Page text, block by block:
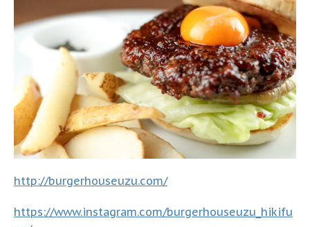
http://burgerhouseuzu.com/
https://www.instagram.com/burgerhouseuzu_hikifu